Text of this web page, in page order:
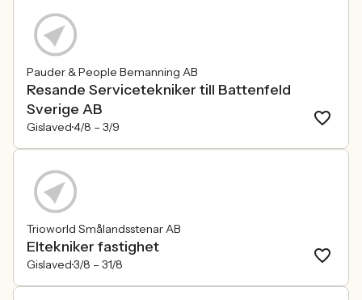
Pauder & People Bemanning AB
Resande Servicetekniker till Battenfeld
Sverige AB
Gislaved4/8 – 3/9
Trioworld Smålandsstenar AB
Eltekniker fastighet
Gislaved3/8 – 31/8